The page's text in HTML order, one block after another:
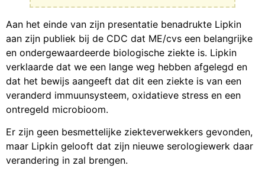
Aan het einde van zijn presentatie benadrukte Lipkin
aan zijn publiek bij de CDC dat ME/cvs een belangrijke
en ondergewaardeerde biologische ziekte is. Lipkin
verklaarde dat we een lange weg hebben afgelegd en
dat het bewijs aangeeft dat dit een ziekte is van een
veranderd immuunsysteem, oxidatieve stress en een
ontregeld microbioom.
Er zijn geen besmettelijke ziekteverwekkers gevonden,
maar Lipkin gelooft dat zijn nieuwe serologiewerk daar
verandering in zal brengen.